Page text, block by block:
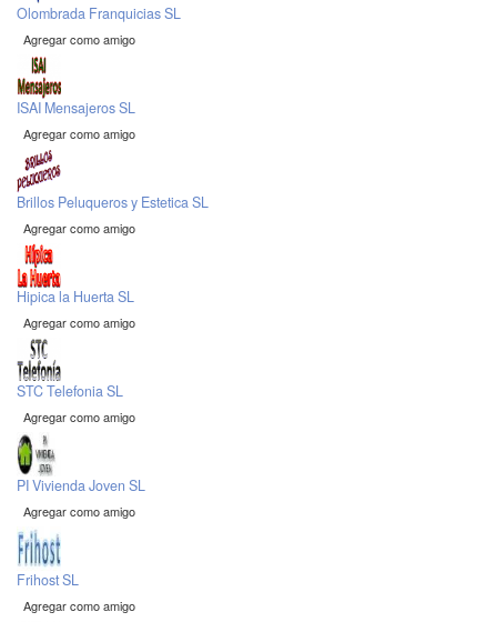
Olombrada Franquicias SL
Agregar como amigo
ISAI Mensajeros SL
Agregar como amigo
Brillos Peluqueros y Estetica SL
Agregar como amigo
Hipica la Huerta SL
Agregar como amigo
STC Telefonia SL
Agregar como amigo
PI Vivienda Joven SL
Agregar como amigo
Frihost SL
Agregar como amigo